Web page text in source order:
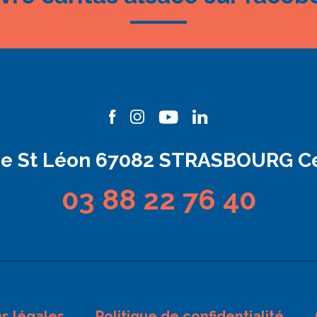
St Léon 67082 STRASBOURG
03 88 22 76 40